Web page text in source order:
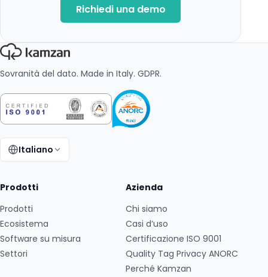
Richiedi una demo
Sovranità del dato. Made in Italy. GDPR.
Cambia lingua:
Italiano
Prodotti
Prodotti
Ecosistema
Software su misura
Settori
Azienda
Chi siamo
Casi d’uso
Certificazione ISO 9001
Quality Tag Privacy ANORC
Perché Kamzan